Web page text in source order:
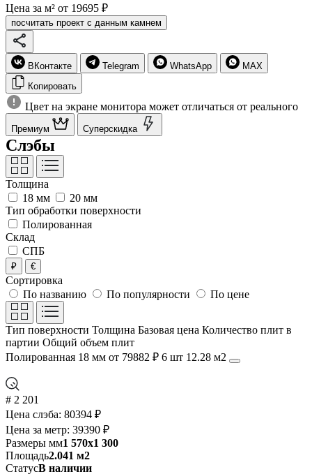
Цена за м² от 19695 ₽
посчитать проект с данным камнем
ВКонтакте Telegram WhatsApp
MAX
Копировать
Цвет на экране монитора может отличаться от реального
Премиум Суперскидка
Слэбы
Толщина
18 мм
20 мм
Тип обработки поверхности
Полированная
Склад
СПБ
₽ €
Сортировка
По названию
По популярности По цене
Тип поверхности Толщина Базовая цена Количество плит в
партии Общий объем плит
Полированная 18 мм от 79882 ₽ 6 шт 12.28 м2
# 2 201
Цена слэба: 80394 ₽
Цена за метр: 39390 ₽
Размеры мм1 570x1 300
Площадь2.041 м2
СтатусВ наличии